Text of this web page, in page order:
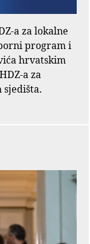
a za lokalne
program i
hrvatskim
a za
sjedišta.